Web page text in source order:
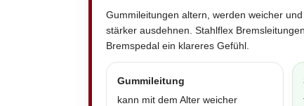
Gummileitungen altern, werden weicher
stärker ausdehnen. Stahlflex
Bremspedal ein klareres Gefühl.
Gummileitung
kann mit dem Alter weicher